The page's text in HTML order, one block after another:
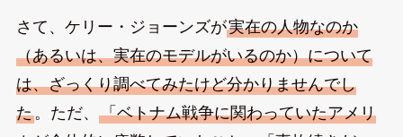
さて、ケリー・ジョーンズが実在の人物なのか
（あるいは、実在のモデルがいるのか）について
は、ざっくり調べてみたけど分かりませんでし
た。ただ、 「ベトナム戦争に関わっていたアメリ